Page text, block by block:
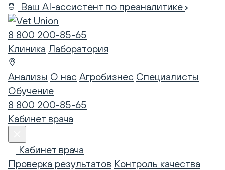
Ваш AI-ассистент по преаналитике
8 800 200-85-65
Клиника Лаборатория
Анализы О нас Агробизнес Специалисты
Обучение
8 800 200-85-65
Кабинет врача
Кабинет врача
Проверка результатов Контроль качества